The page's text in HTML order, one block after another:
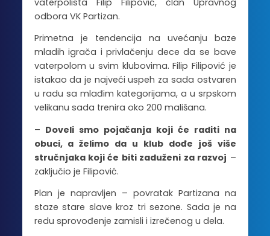
odbora VK Partizan.
Primetna je tendencija na uvećanju baze
mladih igrača i privlačenju dece da se bave
vaterpolom u svim klubovima. Filip Filipović je
istakao da je najveći uspeh za sada ostvaren
u radu sa mlađim kategorijama, a u srpskom
velikanu sada trenira oko 200 mališana.
– Doveli smo pojačanja koji će raditi na
obuci, a želimo da u klub dođe još više
stručnjaka koji će biti zaduženi za razvoj –
zaključio je Filipović.
Plan je napravljen – povratak Partizana na
staze stare slave kroz tri sezone. Sada je na
redu sprovođenje zamisli i izrečenog u dela.